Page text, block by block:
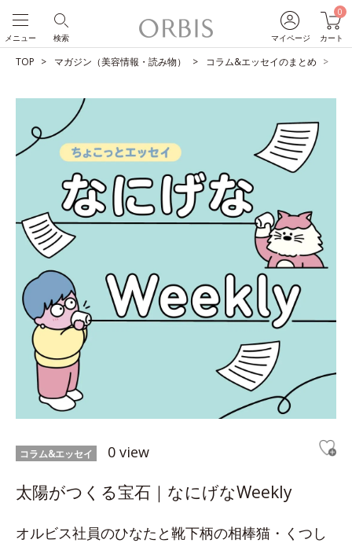
マイページ
0
カート
検索
メニュー
TOP マガジン（美容情報・読み物） コラム&エッセイのまとめ
コラム&エッセイ 0 view
太陽がつくる宝石｜なにげなWeekly
オルビス社員のひなたと靴下柄の相棒猫・くつし